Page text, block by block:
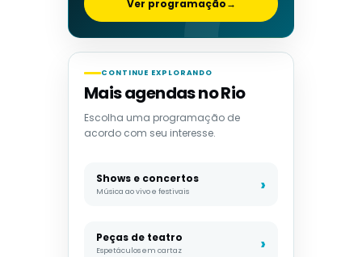
Ver programação→
CONTINUE EXPLORANDO
Mais agendas no Rio
Escolha uma programação de
acordo com seu interesse.
Shows e concertos
Música ao vivo e festivais
Peças de teatro
Espetáculos em cartaz